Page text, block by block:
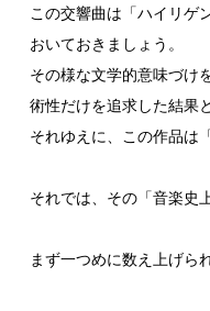
この交響曲は「ハイリゲ
おいておきましょう。
その様な文学的意味づけ
術性だけを追求した結果
それゆえに、この作品は
それでは、その「音楽史
まず一つめに数え上げら